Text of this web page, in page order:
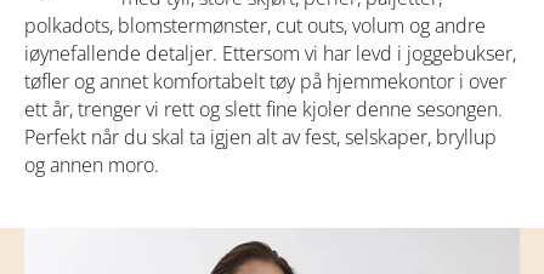
polkadots, blomstermønster, cut outs, volum og andre
iøynefallende detaljer. Ettersom vi har levd i joggebukser,
tøfler og annet komfortabelt tøy på hjemmekontor i over
ett år, trenger vi rett og slett fine kjoler denne sesongen.
Perfekt når du skal ta igjen alt av fest, selskaper, bryllup
og annen moro.